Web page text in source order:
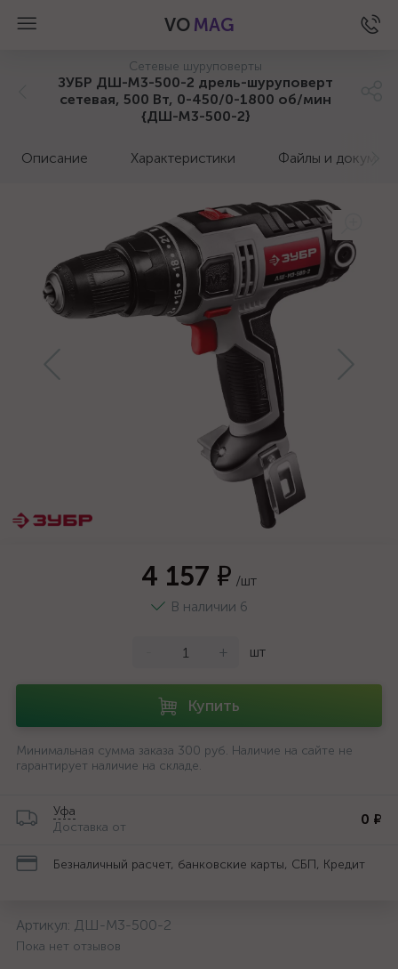
VO MAG
Сетевые шуруповерты
ЗУБР ДШ-М3-500-2 дрель-шуруповерт
сетевая, 500 Вт, 0-450/0-1800 об/мин
{ДШ-М3-500-2}
Описание Характеристики Файлы и
4 157 ₽ /шт
В наличии 6
+ шт
Купить
Минимальная сумма заказа 300 руб. Наличие на сайте не
гарантирует наличие на складе.
Уфа
Доставка от
0 ₽
Безналичный расчет, банковские карты, СБП, Кредит
Артикул: ДШ-М3-500-2
Пока нет отзывов